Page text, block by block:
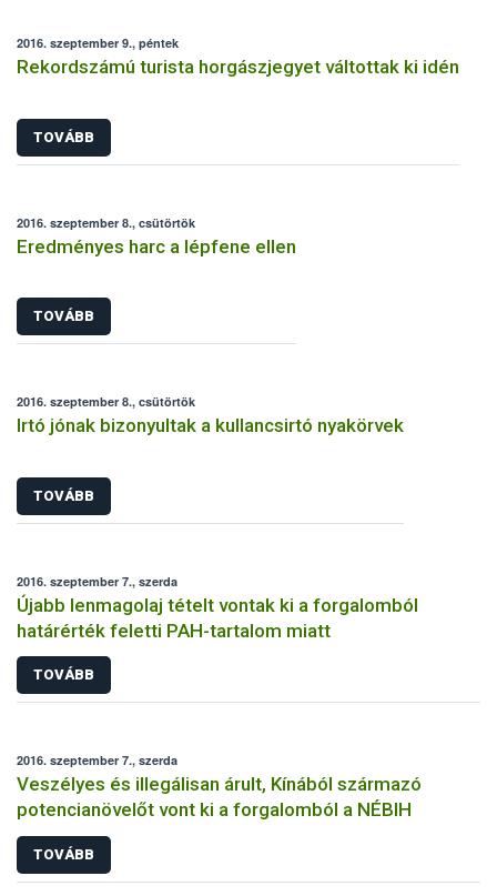
2016. szeptember 9., péntek
Rekordszámú turista horgászjegyet váltottak ki idén
TOVÁBB
2016. szeptember 8., csütörtök
Eredményes harc a lépfene ellen
TOVÁBB
2016. szeptember 8., csütörtök
Irtó jónak bizonyultak a kullancsirtó nyakörvek
TOVÁBB
2016. szeptember 7., szerda
Újabb lenmagolaj tételt vontak ki a forgalomból
határérték feletti PAH-tartalom miatt
TOVÁBB
2016. szeptember 7., szerda
Veszélyes és illegálisan árult, Kínából származó
potencianövelőt vont ki a forgalomból a NÉBIH
TOVÁBB